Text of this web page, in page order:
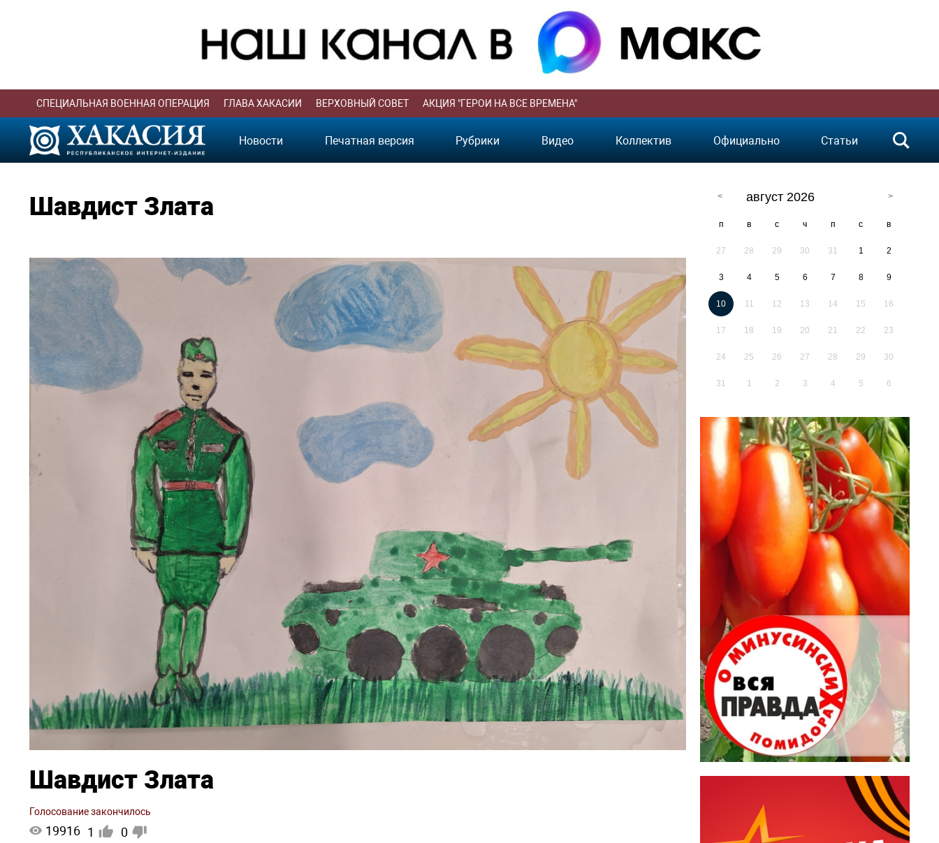
СПЕЦИАЛЬНАЯ ВОЕННАЯ ОПЕРАЦИЯ ГЛАВА ХАКАСИИ ВЕРХОВНЫЙ СОВЕТ АКЦИЯ "ГЕРОИ НА ВСЕ ВРЕМЕНА"
Новости Печатная версия Рубрики Видео Коллектив Официально Статьи
Шавдист Злата
Шавдист Злата
Голосование закончилось
19916 1 0
август 2026
п в с ч п с в
27 28 29 30 31 1 2
3 4 5 6 7 8 9
10 11 12 13 14 15 16
17 18 19 20 21 22 23
24 25 26 27 28 29 30
31 1 2 3 4 5 6